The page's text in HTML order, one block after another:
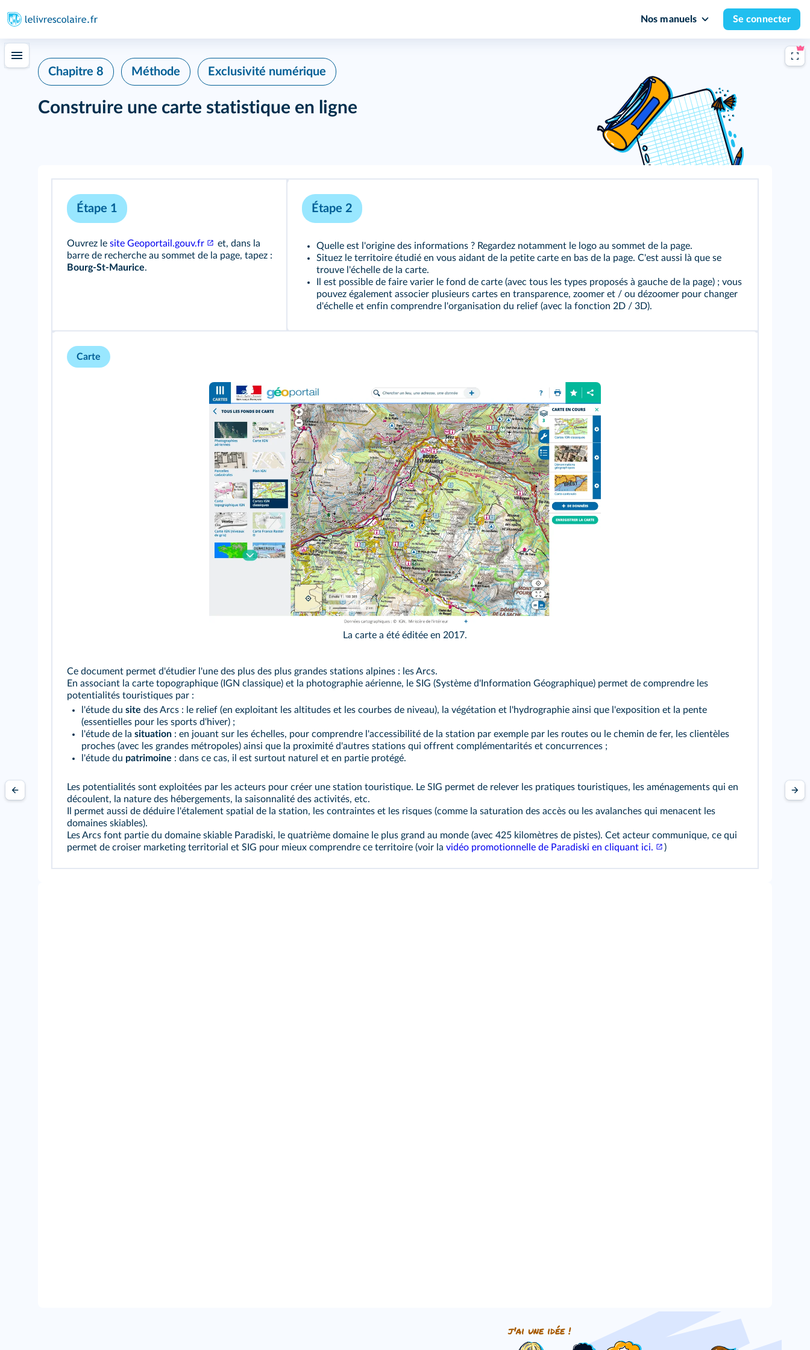
Nos manuels Se connecter
Chapitre 8 Méthode Exclusivité numérique
Construire une carte statistique en ligne
Étape 1
Ouvrez le site Geoportail.gouv.fr
et, dans la
barre de recherche au sommet de la page, tapez :
Bourg-St-Maurice.
Étape 2
Quelle est l'origine des informations ? Regardez notamment le logo au sommet de la page.
Situez le territoire étudié en vous aidant de la petite carte en bas de la page. C'est aussi là que se
trouve l'échelle de la carte.
Il est possible de faire varier le fond de carte (avec tous les types proposés à gauche de la page) ; vous
pouvez également associer plusieurs cartes en transparence, zoomer et / ou dézoomer pour changer
d'échelle et enfin comprendre l'organisation du relief (avec la fonction 2D / 3D).
Carte
La carte a été éditée en 2017.
Ce document permet d'étudier l'une des plus des plus grandes stations alpines : les Arcs.
En associant la carte topographique (IGN classique) et la photographie aérienne, le SIG (Système d'Information Géographique) permet de comprendre les
potentialités touristiques par :
l'étude du site des Arcs : le relief (en exploitant les altitudes et les courbes de niveau), la végétation et l'hydrographie ainsi que l'exposition et la pente
(essentielles pour les sports d‘hiver) ;
l'étude de la situation : en jouant sur les échelles, pour comprendre l'accessibilité de la station par exemple par les routes ou le chemin de fer, les clientèles
proches (avec les grandes métropoles) ainsi que la proximité d'autres stations qui offrent complémentarités et concurrences ;
l'étude du patrimoine : dans ce cas, il est surtout naturel et en partie protégé.
Les potentialités sont exploitées par les acteurs pour créer une station touristique. Le SIG permet de relever les pratiques touristiques, les aménagements qui en
découlent, la nature des hébergements, la saisonnalité des activités, etc.
Il permet aussi de déduire l'étalement spatial de la station, les contraintes et les risques (comme la saturation des accès ou les avalanches qui menacent les
domaines skiables).
Les Arcs font partie du domaine skiable Paradiski, le quatrième domaine le plus grand au monde (avec 425 kilomètres de pistes). Cet acteur communique, ce qui
permet de croiser marketing territorial et SIG pour mieux comprendre ce territoire (voir la vidéo promotionnelle de Paradiski en cliquant ici. )
j'ai une idée !